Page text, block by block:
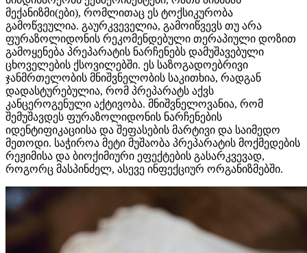
მექანიზმი(ები), რომლითაც ეს ტოქსიკურობა
გამოწვეულია. გაურკვეველია, გამოიწვევს თუ არა
ფურაზოლიდონის რეკომენდებული თერაპიული დოზით
გამოყენება პრეპარატის ნარჩენებს დამუშავებული
ცხოველების ქსოვილებში. ეს საზოგადოებრივი
ჯანმრთელობის მნიშვნელობის საკითხია, რადგან
დადასტურებულია, რომ პრეპარატს აქვს
კანცეროგენული აქტივობა. მნიშვნელოვანია, რომ
შემუშავდეს ფურაზოლიდონის ნარჩენების
იდენტიფიკაციისა და შეფასების მარტივი და საიმედო
მეთოდი. საჭიროა მეტი მუშაობა პრეპარატის მოქმედების
რეჟიმისა და ბიოქიმიური ეფექტების გასარკვევად,
როგორც მასპინძელ, ასევე ინფექციურ ორგანიზმებში.